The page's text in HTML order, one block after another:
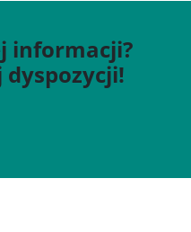
informacji?
dyspozycji!